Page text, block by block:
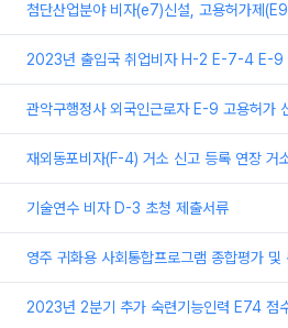
첨단산업분야 비자(e7)신설, 고용허가제
2023년 출입국 취업비자 H-2 E-7-4 E-9
관악구행정사 외국인근로자 E-9 고용허가
재외동포비자(F-4) 거소 신고 등록 연장 거
기술연수 비자 D-3 초청 제출서류
영주 귀화용 사회통합프로그램 종합평가 및
2023년 2분기 추가 숙련기능인력 E74 점